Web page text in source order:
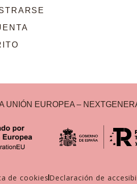
UNIÓN EUROPEA –
de cookiesDeclaración de